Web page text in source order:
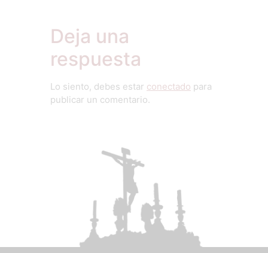
Deja una
respuesta
Lo siento, debes estar conectado para
publicar un comentario.